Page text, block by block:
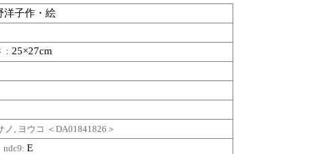
洋子作・絵
25×27cm
ノ, ヨウコ ＜DA01841826＞
ndc9:E